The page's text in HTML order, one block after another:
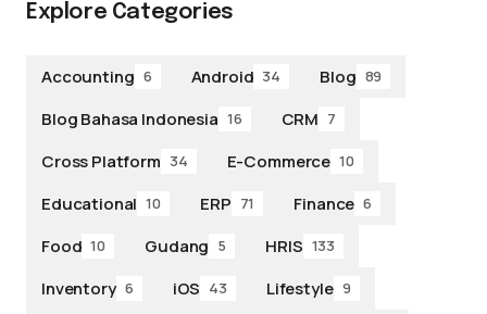
Explore Categories
Accounting 6 Android 34 Blog 89
Blog Bahasa Indonesia 16 CRM 7
Cross Platform 34 E-Commerce 10
Educational 10 ERP 71 Finance 6
Food 10 Gudang 5 HRIS 133
Inventory 6 iOS 43 Lifestyle 9